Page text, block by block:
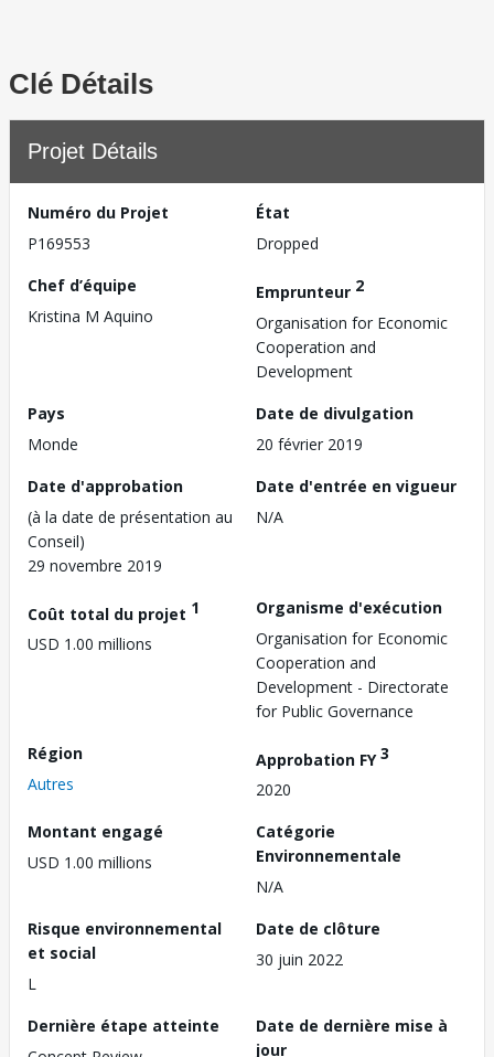
Clé Détails
Projet Détails
Numéro du Projet
P169553
État
Dropped
Chef d’équipe
Kristina M Aquino
Emprunteur 2
Organisation for Economic
Cooperation and
Development
Pays
Monde
Date de divulgation
20 février 2019
Date d'approbation
(à la date de présentation au
Conseil)
29 novembre 2019
Date d'entrée en vigueur
N/A
Coût total du projet 1
USD 1.00 millions
Organisme d'exécution
Organisation for Economic
Cooperation and
Development - Directorate
for Public Governance
Région
Autres
Approbation FY3
2020
Montant engagé
USD 1.00 millions
Catégorie
Environnementale
N/A
Risque environnemental
et social
L
Date de clôture
30 juin 2022
Dernière étape atteinte
Date de dernière mise à
jour